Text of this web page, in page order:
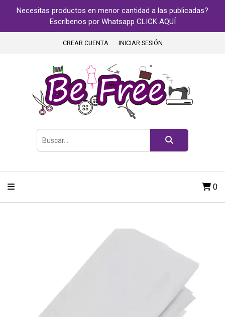
Necesitas productos en menor cantidad a las publicadas?
Escríbenos por Whatsapp CLICK AQUÍ
CREAR CUENTA INICIAR SESIÓN
0